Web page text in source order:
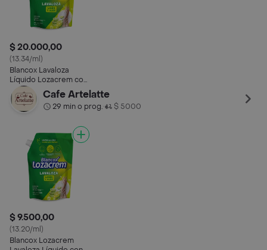
$ 20.000,00
(13.34/ml)
Blancox Lavaloza
Líquido Lozacrem con
Limón y AloeCafe Artelatte
29 min o prog.• $ 5000
$ 9.500,00
(13.20/ml)
Blancox Lozacrem